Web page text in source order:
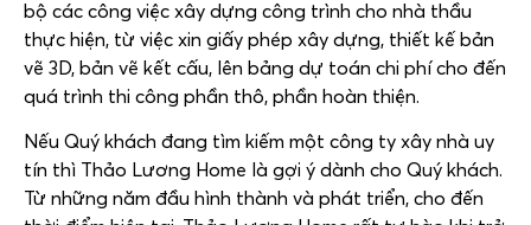
bộ các công việc xây dựng công trình cho nhà thầu
thực hiện, từ việc xin giấy phép xây dựng, thiết kế bản
vẽ 3D, bản vẽ kết cấu, lên bảng dự toán chi phí cho đến
quá trình thi công phần thô, phần hoàn thiện.
Nếu Quý khách đang tìm kiếm một công ty xây nhà uy
tín thì Thảo Lương Home là gợi ý dành cho Quý khách.
Từ những năm đầu hình thành và phát triển, cho đến